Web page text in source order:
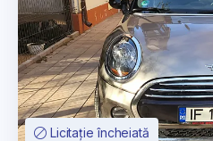
Licitație încheiată